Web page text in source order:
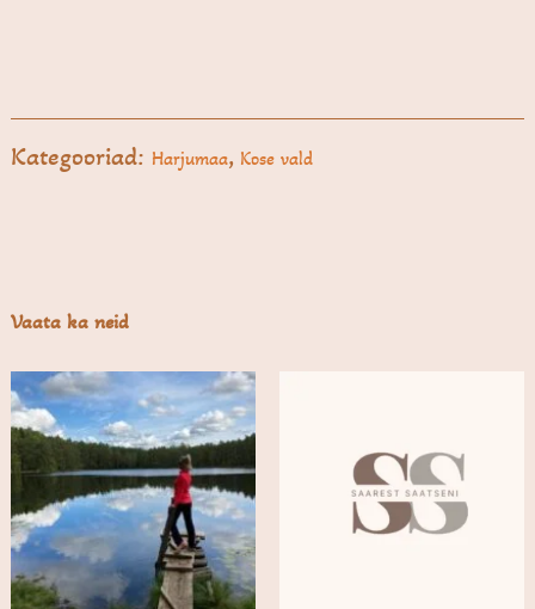
Kategooriad: Harjumaa, Kose vald
Vaata ka neid